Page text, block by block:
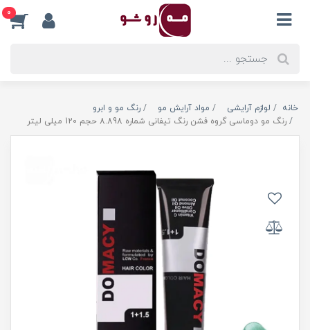
0
خانه لوازم آرایشی مواد آرایش مو
رنگ مو و ابرو
رنگ مو دوماسی گروه فشن رنگ تیفانی شماره 8.898 حجم 120 میلی لیتر